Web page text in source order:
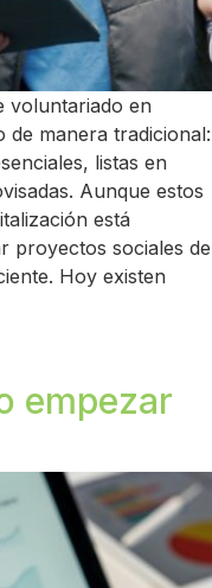
voluntariado en
manera tradicional:
listas en
Aunque estos
está
proyectos sociales de
Hoy existen
empezar